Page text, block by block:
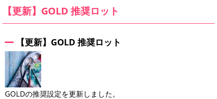
D
2
年
1
月
【更新】GOLD 推奨ロット
【更新】GOLD 推奨ロット
GOLDの推奨設定を更新しました。